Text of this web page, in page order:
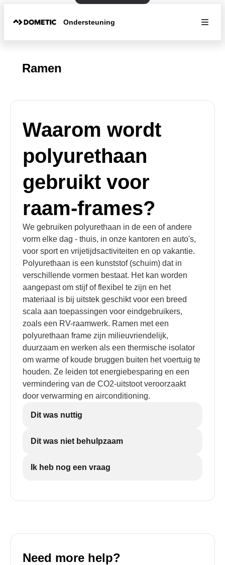
Ondersteuning
Ramen
Waarom wordt
polyurethaan
gebruikt voor
raam-frames?
We gebruiken polyurethaan in de een of andere
vorm elke dag - thuis, in onze kantoren en auto's,
voor sport en vrijetijdsactiviteiten en op vakantie.
Polyurethaan is een kunststof (schuim) dat in
verschillende vormen bestaat. Het kan worden
aangepast om stijf of flexibel te zijn en het
materiaal is bij uitstek geschikt voor een breed
scala aan toepassingen voor eindgebruikers,
zoals een RV-raamwerk. Ramen met een
polyurethaan frame zijn milieuvriendelijk,
duurzaam en werken als een thermische isolator
om warme of koude bruggen buiten het voertuig te
houden. Ze leiden tot energiebesparing en een
vermindering van de CO2-uitstoot veroorzaakt
door verwarming en airconditioning.
Dit was nuttig
Dit was niet behulpzaam
Ik heb nog een vraag
Need more help?